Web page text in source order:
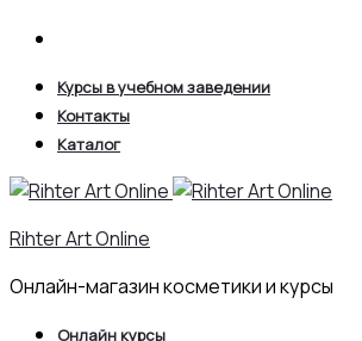
Курсы в учебном заведении
Контакты
Каталог
Rihter Art Online
Онлайн-магазин косметики и курсы
Онлайн курсы